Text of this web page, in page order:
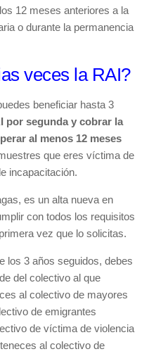
12 meses anteriores a la
o durante la permanencia
veces la RAI?
beneficiar hasta 3
por segunda y cobrar la
al menos 12 meses
que eres víctima de
incapacitación.
es un alta nueva en
con todos los requisitos
vez que lo solicitas.
los 3 años seguidos, debes
del colectivo al que
al colectivo de mayores
de emigrantes
de víctima de violencia
al colectivo de